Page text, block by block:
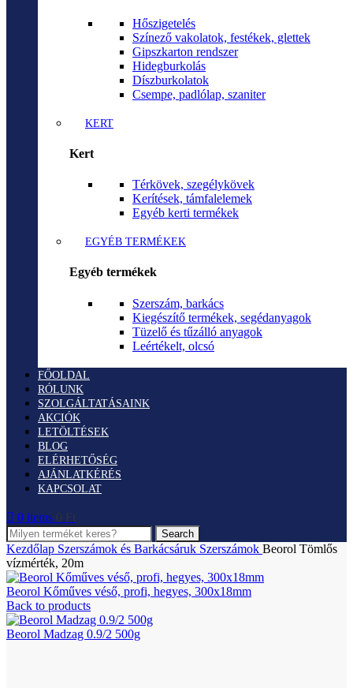
Hőszigetelés
Színező vakolatok, festékek, glettek
Gipszkarton rendszer
Hidegburkolás
Díszburkolatok
Csempe, padlólap, szaniter
KERT
Kert
Térkövek, szegélykövek
Kerítések, támfalelemek
Egyéb kerti termékek
EGYÉB TERMÉKEK
Egyéb termékek
Szerszám, barkács
Kiegészítő termékek, segédanyagok
Tüzelő és tűzálló anyagok
Leértékelt, olcsó
FŐOLDAL
RÓLUNK
SZOLGÁLTATÁSAINK
AKCIÓK
LETÖLTÉSEK
BLOG
ELÉRHETŐSÉG
AJÁNLATKÉRÉS
KAPCSOLAT
0 items 0 Ft
Search
Kezdőlap Szerszámok és Barkácsáruk Szerszámok Beorol Tömlős
vízmérték, 20m
Beorol Kőműves véső, profi, hegyes, 300x18mm
Back to products
Beorol Madzag 0.9/2 500g